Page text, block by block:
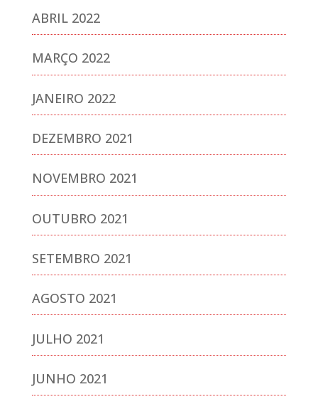
ABRIL 2022
MARÇO 2022
JANEIRO 2022
DEZEMBRO 2021
NOVEMBRO 2021
OUTUBRO 2021
SETEMBRO 2021
AGOSTO 2021
JULHO 2021
JUNHO 2021